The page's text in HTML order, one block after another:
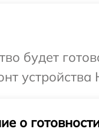
будет
о